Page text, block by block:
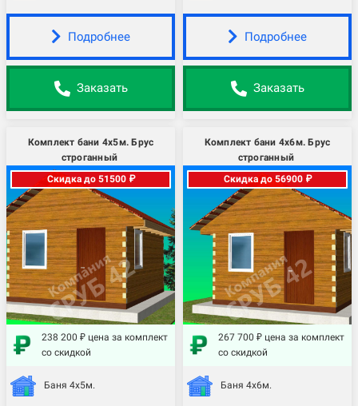
Подробнее
Заказать
Подробнее
Заказать
Комплект бани 4х5м. Брус
строганный
Скидка до 51500 ₽
238 200 ₽ цена за комплект
со скидкой
Баня 4х5м.
Комплект бани 4х6м. Брус
строганный
Скидка до 56900 ₽
267 700 ₽ цена за комплект
со скидкой
Баня 4х6м.